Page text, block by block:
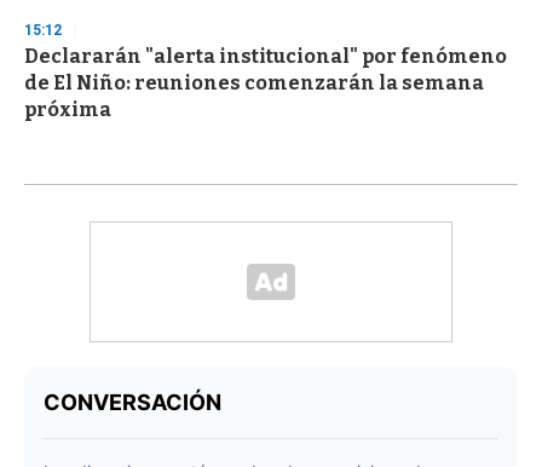
15:12
Declararán "alerta institucional" por fenómeno
de El Niño: reuniones comenzarán la semana
próxima